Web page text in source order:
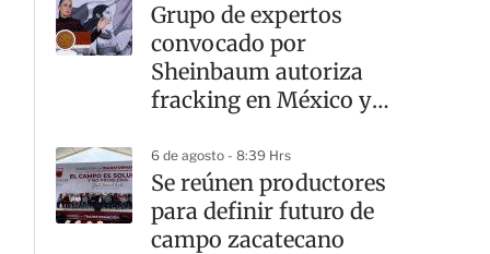
Grupo de expertos
convocado por
Sheinbaum autoriza
fracking en México y
recomendaciones
6 de agosto - 8:39 Hrs
Se reúnen productores
para definir futuro de
campo zacatecano